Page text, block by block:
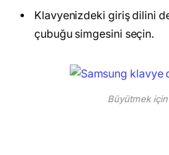
Klavyenizdeki giriş dilini
çubuğu simgesini seçin.
Büyütmek için